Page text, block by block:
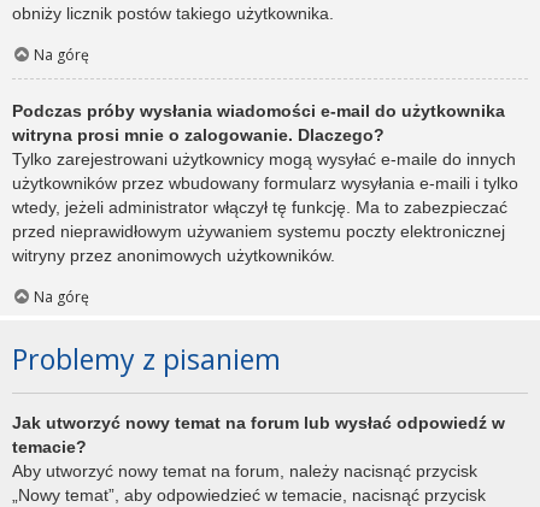
obniży licznik postów takiego użytkownika.
Na górę
Podczas próby wysłania wiadomości e-mail do użytkownika
witryna prosi mnie o zalogowanie. Dlaczego?
Tylko zarejestrowani użytkownicy mogą wysyłać e-maile do innych
użytkowników przez wbudowany formularz wysyłania e-maili i tylko
wtedy, jeżeli administrator włączył tę funkcję. Ma to zabezpieczać
przed nieprawidłowym używaniem systemu poczty elektronicznej
witryny przez anonimowych użytkowników.
Na górę
Problemy z pisaniem
Jak utworzyć nowy temat na forum lub wysłać odpowiedź w
temacie?
Aby utworzyć nowy temat na forum, należy nacisnąć przycisk
„Nowy temat”, aby odpowiedzieć w temacie, nacisnąć przycisk